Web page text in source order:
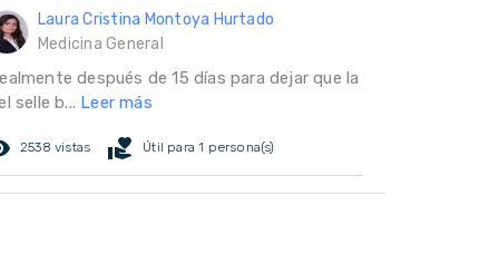
Laura Cristina Montoya Hurtado
Medicina General
después de 15 días para dejar que la
selle b... Leer más
2538 vistas volunteer_activism Útil para 1 persona(s)